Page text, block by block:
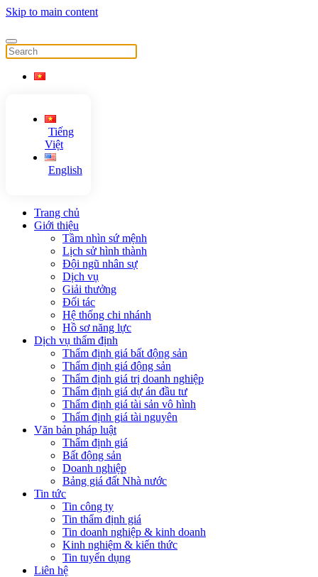
Skip to main content
Tiếng
Việt
English
Trang chủ
Giới thiệu
Tầm nhìn sứ mệnh
Lịch sử hình thành
Đội ngũ nhân sự
Dịch vụ
Giải thưởng
Đối tác
Hệ thống chi nhánh
Hồ sơ năng lực
Dịch vụ thẩm định
Thẩm định giá bất động sản
Thẩm định giá động sản
Thẩm định giá trị doanh nghiệp
Thẩm định giá dự án đầu tư
Thẩm định giá tài sản vô hình
Thẩm định giá tài nguyên
Văn bản pháp luật
Thẩm định giá
Bất động sản
Doanh nghiệp
Bảng giá đất Nhà nước
Tin tức
Tin công ty
Tin thẩm định giá
Tin doanh nghiệp & kinh doanh
Kinh nghiệm & kiến thức
Tin tuyển dụng
Liên hệ